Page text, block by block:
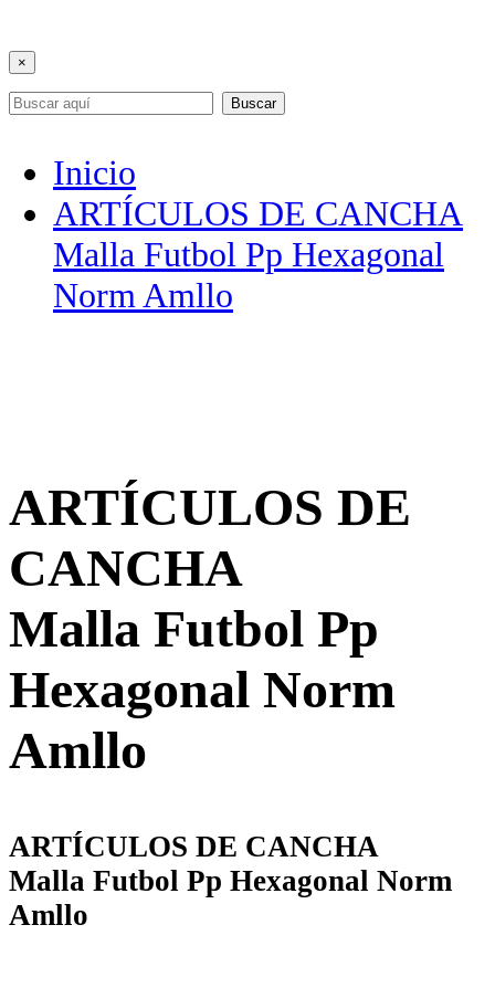
×
Buscar
Inicio
ARTÍCULOS DE CANCHA
Malla Futbol Pp Hexagonal
Norm Amllo
ARTÍCULOS DE
CANCHA
Malla Futbol Pp
Hexagonal Norm
Amllo
ARTÍCULOS DE CANCHA
Malla Futbol Pp Hexagonal Norm
Amllo